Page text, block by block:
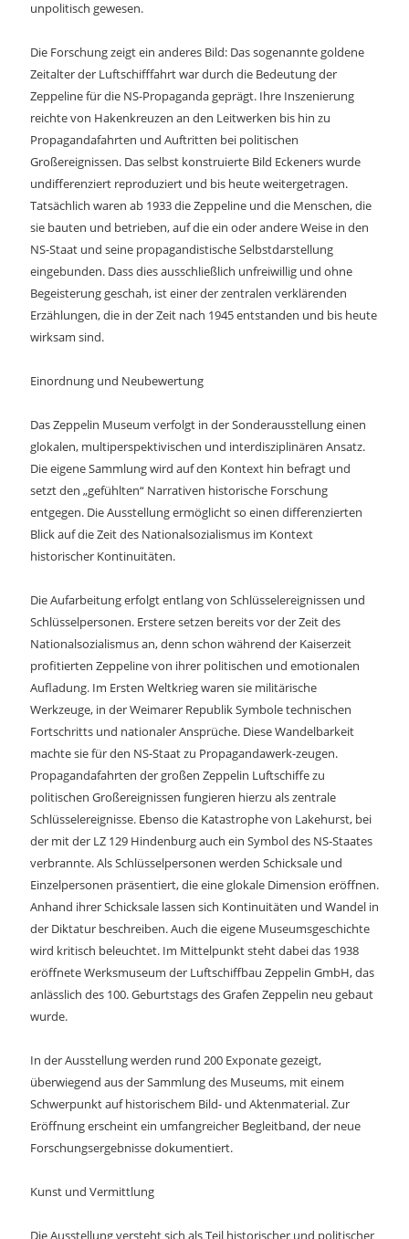
unpolitisch gewesen.
Die Forschung zeigt ein anderes Bild: Das sogenannte goldene
Zeitalter der Luftschifffahrt war durch die Bedeutung der
Zeppeline für die NS-Propaganda geprägt. Ihre Inszenierung
reichte von Hakenkreuzen an den Leitwerken bis hin zu
Propagandafahrten und Auftritten bei politischen
Großereignissen. Das selbst konstruierte Bild Eckeners wurde
undifferenziert reproduziert und bis heute weitergetragen.
Tatsächlich waren ab 1933 die Zeppeline und die Menschen, die
sie bauten und betrieben, auf die ein oder andere Weise in den
NS-Staat und seine propagandistische Selbstdarstellung
eingebunden. Dass dies ausschließlich unfreiwillig und ohne
Begeisterung geschah, ist einer der zentralen verklärenden
Erzählungen, die in der Zeit nach 1945 entstanden und bis heute
wirksam sind.
Einordnung und Neubewertung
Das Zeppelin Museum verfolgt in der Sonderausstellung einen
glokalen, multiperspektivischen und interdisziplinären Ansatz.
Die eigene Sammlung wird auf den Kontext hin befragt und
setzt den „gefühlten“ Narrativen historische Forschung
entgegen. Die Ausstellung ermöglicht so einen differenzierten
Blick auf die Zeit des Nationalsozialismus im Kontext
historischer Kontinuitäten.
Die Aufarbeitung erfolgt entlang von Schlüsselereignissen und
Schlüsselpersonen. Erstere setzen bereits vor der Zeit des
Nationalsozialismus an, denn schon während der Kaiserzeit
profitierten Zeppeline von ihrer politischen und emotionalen
Aufladung. Im Ersten Weltkrieg waren sie militärische
Werkzeuge, in der Weimarer Republik Symbole technischen
Fortschritts und nationaler Ansprüche. Diese Wandelbarkeit
machte sie für den NS-Staat zu Propagandawerk-zeugen.
Propagandafahrten der großen Zeppelin Luftschiffe zu
politischen Großereignissen fungieren hierzu als zentrale
Schlüsselereignisse. Ebenso die Katastrophe von Lakehurst, bei
der mit der LZ 129 Hindenburg auch ein Symbol des NS-Staates
verbrannte. Als Schlüsselpersonen werden Schicksale und
Einzelpersonen präsentiert, die eine glokale Dimension eröffnen.
Anhand ihrer Schicksale lassen sich Kontinuitäten und Wandel in
der Diktatur beschreiben. Auch die eigene Museumsgeschichte
wird kritisch beleuchtet. Im Mittelpunkt steht dabei das 1938
eröffnete Werksmuseum der Luftschiffbau Zeppelin GmbH, das
anlässlich des 100. Geburtstags des Grafen Zeppelin neu gebaut
wurde.
In der Ausstellung werden rund 200 Exponate gezeigt,
überwiegend aus der Sammlung des Museums, mit einem
Schwerpunkt auf historischem Bild- und Aktenmaterial. Zur
Eröffnung erscheint ein umfangreicher Begleitband, der neue
Forschungsergebnisse dokumentiert.
Kunst und Vermittlung
Die Ausstellung versteht sich als Teil historischer und politischer